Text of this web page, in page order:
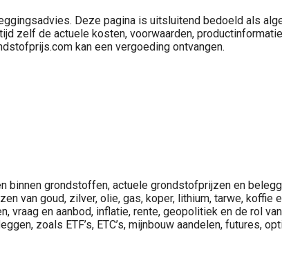
Deze pagina is uitsluitend bedoeld als
zelf de actuele kosten, voorwaarden,
kan een vergoeding ontvangen.
binnen grondstoffen, actuele grondstofprijzen en
van goud, zilver, olie, gas, koper, lithium, tarwe,
vraag en aanbod, inflatie, rente, geopolitiek en de rol
zoals ETF’s, ETC’s, mijnbouw aandelen, futures,